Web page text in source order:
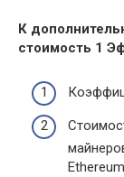
К
стоимость 1